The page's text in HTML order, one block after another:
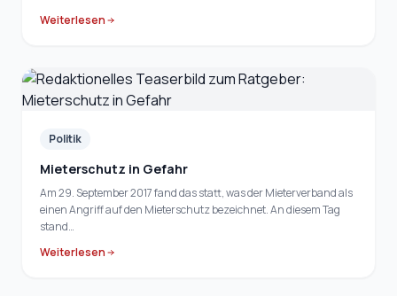
Weiterlesen
Politik
Mieterschutz in Gefahr
Am 29. September 2017 fand das statt, was der Mieterverband als
einen Angriff auf den Mieterschutz bezeichnet. An diesem Tag
stand…
Weiterlesen